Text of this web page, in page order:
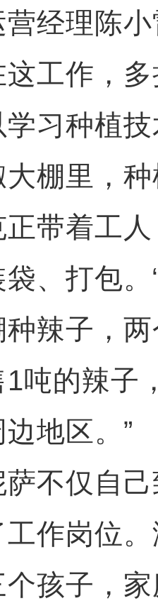
经理陈
工作，
习种植
里，种
带着工
、打包
辣子，
吨的辣子
地区。”
仅自己
作岗位
孩子，